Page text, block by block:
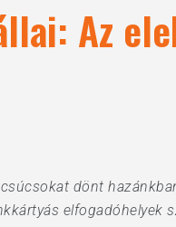
Az
dönt
elfogadóhelyek